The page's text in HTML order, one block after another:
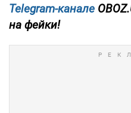
Telegram-канале
на фейки!